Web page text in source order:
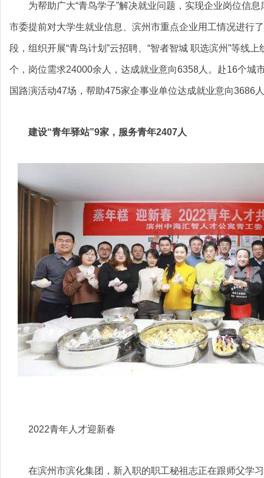
为帮助广大“青鸟学子”解决就业问题，实现企业岗位信
市委提前对大学生就业信息、滨州市重点企业用工情况进行
段，组织开展“青鸟计划”云招聘、“智者智城 职选滨州”等线
个，岗位需求24000余人，达成就业意向6358人。赴16个城
国路演活动47场，帮助475家企事业单位达成就业意向3686
建设“青年驿站”9家，服务青年2407人
2022青年人才迎新春
在滨州市滨化集团，新入职的职工秘祖志正在跟师父学